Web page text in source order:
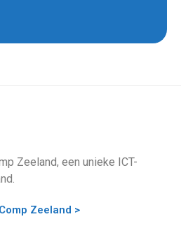
Zeeland, een unieke ICT-
Zeeland >